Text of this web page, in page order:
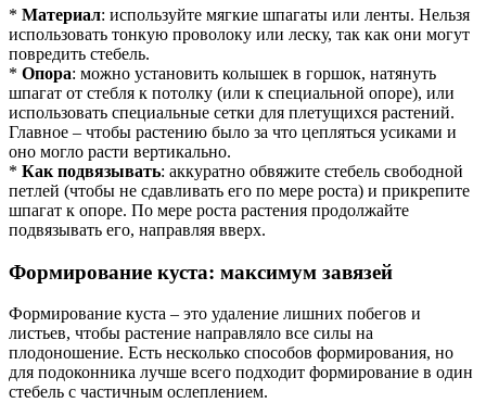
* Материал: используйте мягкие шпагаты или ленты. Нельзя
использовать тонкую проволоку или леску, так как они могут
повредить стебель.
* Опора: можно установить колышек в горшок, натянуть
шпагат от стебля к потолку (или к специальной опоре), или
использовать специальные сетки для плетущихся растений.
Главное – чтобы растению было за что цепляться усиками и
оно могло расти вертикально.
* Как подвязывать: аккуратно обвяжите стебель свободной
петлей (чтобы не сдавливать его по мере роста) и прикрепите
шпагат к опоре. По мере роста растения продолжайте
подвязывать его, направляя вверх.
Формирование куста: максимум завязей
Формирование куста – это удаление лишних побегов и
листьев, чтобы растение направляло все силы на
плодоношение. Есть несколько способов формирования, но
для подоконника лучше всего подходит формирование в один
стебель с частичным ослеплением.